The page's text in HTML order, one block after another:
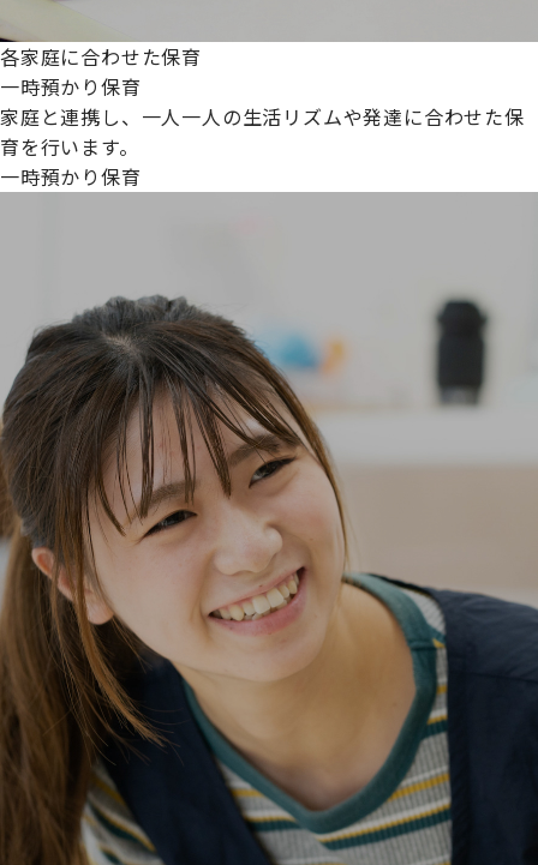
各家庭に合わせた保育
一時預かり保育
家庭と連携し、一人一人の生活リズムや発達に合わせた保
育を行います。
一時預かり保育